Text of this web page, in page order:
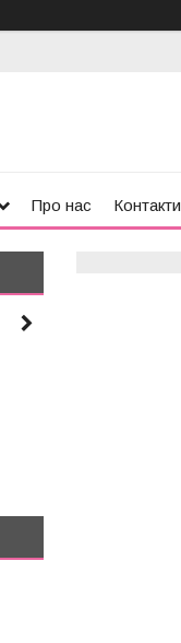
Про нас Контакти